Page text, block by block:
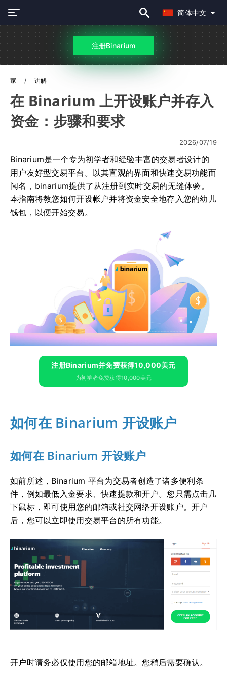
简体中文
注册Binarium
家 讲解
在 Binarium 上开设账户并存入
资金：步骤和要求
2026/07/19
Binarium是一个专为初学者和经验丰富的交易者设计的
用户友好型交易平台。以其直观的界面和快速交易功能而
闻名，binarium提供了从注册到实时交易的无缝体验。
本指南将教您如何开设帐户并将资金安全地存入您的幼儿
钱包，以便开始交易。
注册Binarium并免费获得10,000美元
为初学者免费获得10,000美元
如何在 Binarium 开设账户
如何在 Binarium 开设账户
如前所述，Binarium 平台为交易者创造了诸多便利条
件，例如最低入金要求、快速提款和开户。您只需点击几
下鼠标，即可使用您的邮箱或社交网络开设账户。开户
后，您可以立即使用交易平台的所有功能。
开户时请务必仅使用您的邮箱地址。您稍后需要确认。